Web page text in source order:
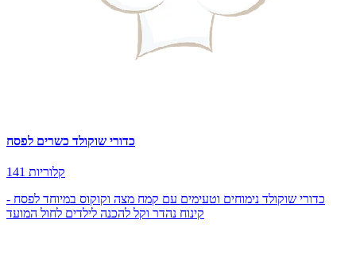
כדורי שוקולד כשרים לפסח
141 קלוריות
כדורי שוקולד נימוחים וטעימים עם קמח מצה וקוקוס במיוחד לפסח -
קינוח נהדר וקל להכנה לילדים לחול המועד